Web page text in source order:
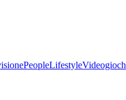
PeopleLifestyle